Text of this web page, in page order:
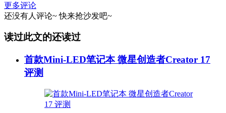
更多评论
还没有人评论~ 快来抢沙发吧~
读过此文的还读过
首款Mini-LED笔记本 微星创造者Creator 17
评测